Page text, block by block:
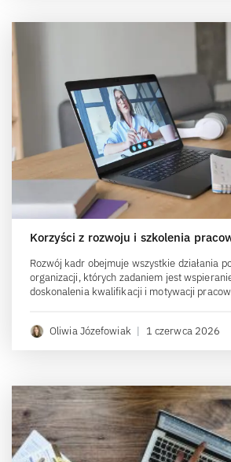
Korzyści z rozwoju i szkolenia
Rozwój kadr obejmuje wszystkie działania
organizacji, których zadaniem jest
doskonalenia kwalifikacji i motywacji
Oliwia Józefowiak | 1 czerwca 2026